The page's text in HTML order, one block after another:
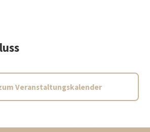
Veranstaltungskalender